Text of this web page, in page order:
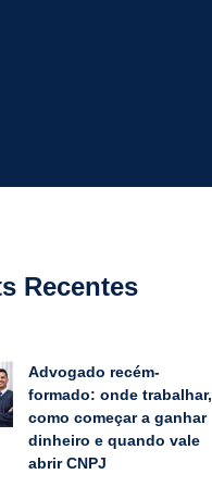
Recentes
Advogado recém-
formado: onde trabalhar,
como começar a ganhar
dinheiro e quando vale
abrir CNPJ